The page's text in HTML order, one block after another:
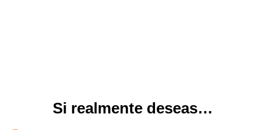
Si realmente deseas…